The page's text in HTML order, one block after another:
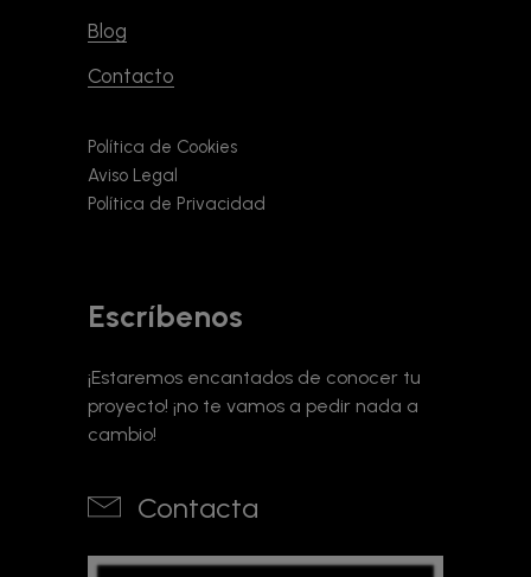
Blog
Contacto
Política de Cookies
Aviso Legal
Política de Privacidad
Escríbenos
¡Estaremos encantados de conocer tu
proyecto! ¡no te vamos a pedir nada a
cambio!
Contacta